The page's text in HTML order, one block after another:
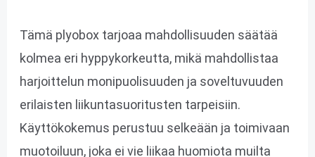
Tämä plyobox tarjoaa mahdollisuuden säätää
kolmea eri hyppykorkeutta, mikä mahdollistaa
harjoittelun monipuolisuuden ja soveltuvuuden
erilaisten liikuntasuoritusten tarpeisiin.
Käyttökokemus perustuu selkeään ja toimivaan
muotoiluun, joka ei vie liikaa huomiota muilta